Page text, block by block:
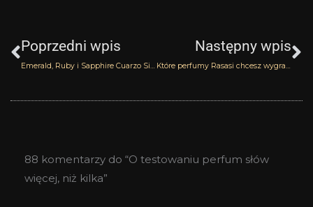
Poprzedni wpis
Emerald, Ruby i Sapphire Cuarzo Signature
Następny wpis
Które perfumy Rasasi chcesz wygrać?
88 komentarzy do “O testowaniu perfum słów
więcej, niż kilka”